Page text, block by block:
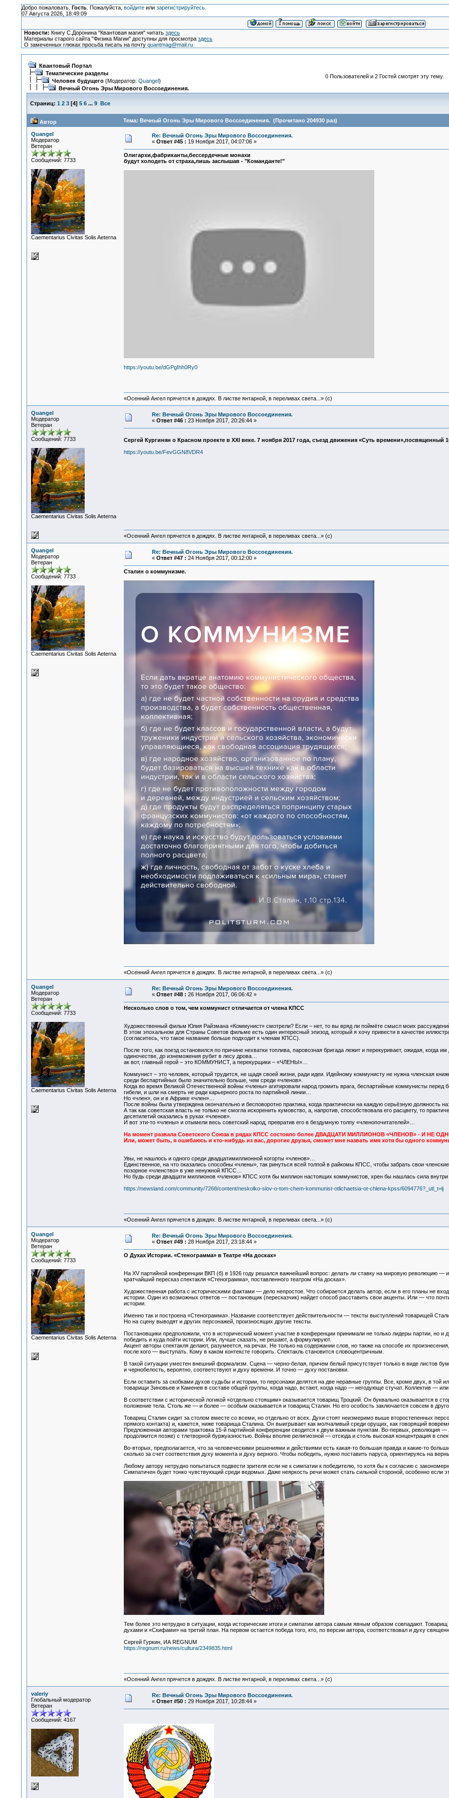
Добро пожаловать, Гость. Пожалуйста, войдитеили зарегистрируйтесь.
07 Августа 2026, 18:49:09
Новости: Книгу С.Доронина "Квантовая магия" читатьздесь
Материалы старого сайта "Физика Магии" доступны для просмотраздесь
О замеченных глюках просьба писать на почтуquantmag@mail.ru
Квантовый Портал
Тематические разделы
Человек будущего(Модератор: Quangel)
Вечный Огонь Эры Мирового Воссоединения.
0 Пользователей и 2 Гостей смотрят эту тему.
Страниц: 1 2 3[4] 5 6 ... 9 Все
Автор Тема: Вечный Огонь Эры Мирового Воссоединения. (Прочитано 204930 раз)
Quangel
Модератор
Ветеран
Сообщений: 7733
Сaementarius Civitas Solis Aeterna
Re: Вечный Огонь Эры Мирового Воссоединения.
« Ответ #45 : 19 Ноября 2017, 04:07:06 »
Олигархи,фабриканты,бессердечные монахи
будут холодеть от страха,лишь заслышав - "Команданте!"
https://youtu.be/dGPgIhh0Ry0
«Осенний Ангел прячется в дождях. В листве янтарной, в переливах света...» (c)
Quangel
Модератор
Ветеран
Сообщений: 7733
Сaementarius Civitas Solis Aeterna
Re: Вечный Огонь Эры Мирового Воссоединения.
« Ответ #46 : 23 Ноября 2017, 20:26:44 »
Сергей Кургинян о Красном проекте в XXI веке. 7 ноября 2017 года, съезд движения «Суть
https://youtu.be/FevGGN8VDR4
«Осенний Ангел прячется в дождях. В листве янтарной, в переливах света...» (c)
Quangel
Модератор
Ветеран
Сообщений: 7733
Сaementarius Civitas Solis Aeterna
Re: Вечный Огонь Эры Мирового Воссоединения.
« Ответ #47 : 24 Ноября 2017, 00:12:00 »
Сталин о коммунизме.
«Осенний Ангел прячется в дождях. В листве янтарной, в переливах света...» (c)
Quangel
Модератор
Ветеран
Сообщений: 7733
Сaementarius Civitas Solis Aeterna
Re: Вечный Огонь Эры Мирового Воссоединения.
« Ответ #48 : 26 Ноября 2017, 06:06:42 »
Несколько слов о том, чем коммунист отличается от члена КПСС
Художественный фильм Юлия Райзмана «Коммунист» смотрели? Если – нет, то вы вряд ли поймёте смысл моих
В этом эпохальном для Страны Советов фильме есть один интересный эпизод, который я хочу привести в качестве
(согласитесь, что такое название больше подходит к членам КПСС).
После того, как поезд остановился по причине нехватки топлива, паровозная бригада лежит и перекуривает, ожидая, когда
одиночестве, до изнеможения рубит в лесу дрова…
ак вот, главный герой – это КОММУНИСТ, а перекурщики – «ЧЛЕНЫ»…
Коммунист – это человек, который трудится, не щадя своей жизни, ради идеи. Идейному коммунисту не нужна членская
среди беспартийных было значительно больше, чем среди «членов».
Когда во время Великой Отечественной войны «члены» агитировали народ громить врага, беспартийные коммунисты
гибели, и шли на смерть не ради карьерного роста по партийной линии…
Но «член», он и в Африке «член»…
После войны была утверждена окончательно и бесповоротно практика, когда практически на каждую серьёзную должность
А так как советская власть не только не смогла искоренить кумовство, а, напротив, способствовала его расцвету, то
десятилетий оказались в руках «членов».
И вот эти-то «члены» и отымели весь советский народ, превратив его в бездумную толпу «членопочитателей»…
На момент развала Советского Союза в рядах КПСС состояло более ДВАДЦАТИ МИЛЛИОНОВ «ЧЛЕНОВ» - И НЕ
Или, может быть, я ошибаюсь и кто-нибудь из вас, дорогие друзья, сможет мне назвать имя хотя бы одного
Увы, не нашлось и одного среди двадцатимиллионной когорты «членов»…
Единственное, на что оказались способны «члены», так ринуться всей толпой в райкомы КПСС, чтобы забрать свои
позорное «членство» в уже ненужной КПСС…
Но будь среди двадцати миллионов «членов» КПСС хотя бы миллион настоящих коммунистов, хрен бы нашлась сила
https://newsland.com/community/7268/content/neskolko-slov-o-tom-chem-kommunist-otlichaetsia-ot-chlena-kpss/6094776?_utl_t=lj
«Осенний Ангел прячется в дождях. В листве янтарной, в переливах света...» (c)
Quangel
Модератор
Ветеран
Сообщений: 7733
Сaementarius Civitas Solis Aeterna
Re: Вечный Огонь Эры Мирового Воссоединения.
« Ответ #49 : 28 Ноября 2017, 23:18:44 »
О Духах Истории. «Стенограмма» в Театре «На досках»
На XV партийной конференции ВКП (б) в 1926 году решался важнейший вопрос: делать ли ставку на мировую революцию —
кратчайший пересказ спектакля «Стенограмма», поставленного театром «На досках».
Художественная работа с историческими фактами — дело непростое. Что собирается делать автор, если в его планы не
истории. Один из возможных ответов — постановщик (пересказчик) найдет способ расставить свои акценты. Или — что
истории.
Именно так и построена «Стенограмма». Название соответствует действительности — тексты выступлений товарищей
Но на сцену выводят и других персонажей, произносящих другие тексты.
Постановщики предположили, что в исторический момент участие в конференции принимали не только лидеры партии, но
победить и куда пойти истории. Или, лучше сказать, не решают, а формулируют.
Акцент авторы спектакля делают, разумеется, на речах. Не только на содержании слов, но также на способе их
после кого — выступать. Кому в каком контексте говорить. Спектакль становится словоцентричным.
В такой ситуации уместен внешний формализм. Сцена — черно-белая, причем белый присутствует только в виде листов
и чернобелость, вероятно, соответствуют и духу времени. И точно — духу постановки.
Если оставить за скобками духов судьбы и истории, то персонажи делятся на две неравные группы. Все, кроме двух, в той
товарищи Зиновьев и Каменев в составе общей группы, когда надо, встают, когда надо — негодующе стучат. Коллектив —
В соответствии с исторической логикой «отдельно стоящим» оказывается товарищ Троцкий. Он буквально оказывается в
положение тела. Столь же — и более — особым оказывается и товарищ Сталин. Но его особость заключается совсем в
Товарищ Сталин сидит за столом вместе со всеми, но отдельно от всех. Духи стоят неизмеримо выше второстепенных
прямого контакта) и, кажется, ниже товарища Сталина. Он выигрывает как молчаливый среди орущих, как говорящий
Предложенная авторами трактовка 15-й партийной конференции сводится к двум важным пунктам. Во-первых, революция
продолжится позже) с тлетворной буржуазностью. Войны вполне религиозной — отсюда и столь высокая концентрация в
Во-вторых, предполагается, что за человеческими решениями и действиями есть какая-то большая правда и какие-то
сколько за счет соответствия духу момента и духу верного. Чтобы победить, нужно поставить паруса, ориентируясь на
Любому автору нетрудно попытаться подвести зрителя если не к симпатии к победителю, то хотя бы к согласию с
Симпатичен будет тонко чувствующий среди ведомых. Даже неяркость речи может стать сильной стороной, особенно если
Тем более это нетрудно в ситуации, когда исторические итоги и симпатии автора самым явным образом совпадают.
духами и «Скифами» на третий план. На первом остается победа того, кто, по версии автора, соответствовал и духу
Сергей Гуркин, ИА REGNUM
https://regnum.ru/news/cultura/2349835.html
«Осенний Ангел прячется в дождях. В листве янтарной, в переливах света...» (c)
valeriy
Глобальный модератор
Ветеран
Сообщений: 4167
Re: Вечный Огонь Эры Мирового Воссоединения.
« Ответ #50 : 29 Ноября 2017, 10:28:44 »